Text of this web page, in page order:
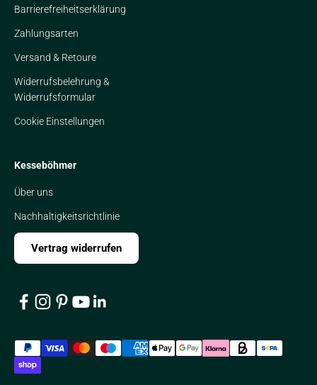
Barrierefreiheitserklärung
Zahlungsarten
Versand & Retoure
Widerrufsbelehrung &
Widerrufsformular
Cookie Einstellungen
Kesseböhmer
Über uns
Nachhaltigkeitsrichtlinie
Vertrag widerrufen